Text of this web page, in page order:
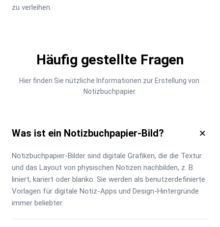
zu verleihen.
Häufig gestellte Fragen
Hier finden Sie nützliche Informationen zur Erstellung von
Notizbuchpapier.
Was ist ein Notizbuchpapier-Bild? ×
Notizbuchpapier-Bilder sind digitale Grafiken, die die Textur
und das Layout von physischen Notizen nachbilden, z. B.
liniert, kariert oder blanko. Sie werden als benutzerdefinierte
Vorlagen für digitale Notiz-Apps und Design-Hintergründe
immer beliebter.